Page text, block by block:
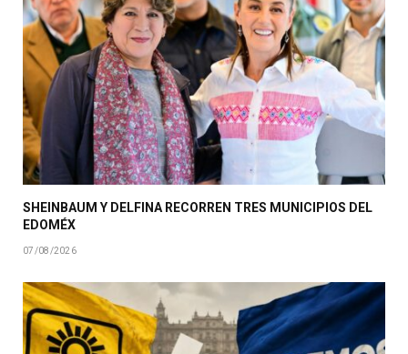
SHEINBAUM Y DELFINA RECORREN TRES MUNICIPIOS DEL
EDOMÉX
07/08/2026